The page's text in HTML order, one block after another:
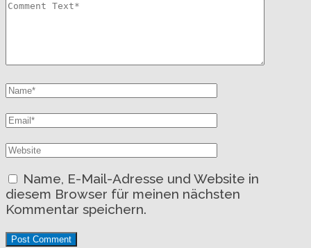
Name, E-Mail-Adresse und Website in
diesem Browser für meinen nächsten
Kommentar speichern.